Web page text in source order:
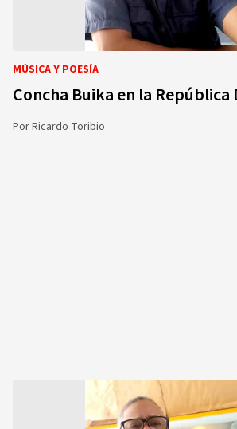
MÚSICA Y POESÍA
Concha Buika en la
PorRicardo Toribio